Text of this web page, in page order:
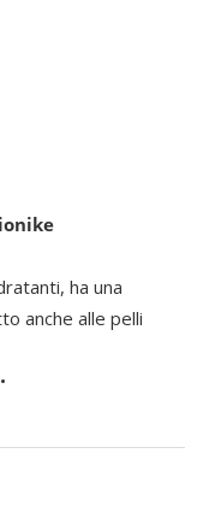
ha una
anche alle pelli